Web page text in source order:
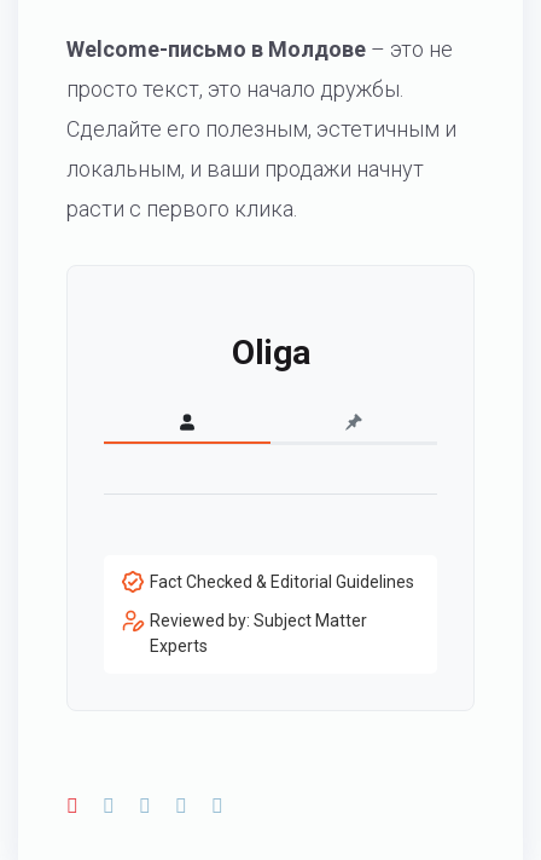
Welcome-письмо в Молдове – это не
просто текст, это начало дружбы.
Сделайте его полезным, эстетичным и
локальным, и ваши продажи начнут
расти с первого клика.
Oliga
Fact Checked & Editorial Guidelines
Reviewed by: Subject Matter
Experts